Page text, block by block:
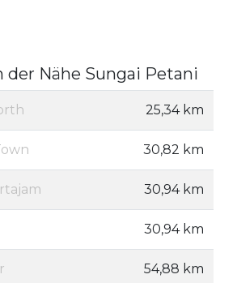
der Nähe Sungai Petani
25,34 km
30,82 km
30,94 km
30,94 km
54,88 km